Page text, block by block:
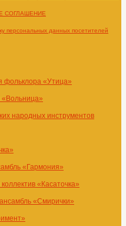
СОГЛАШЕНИЕ
персональных данных посетителей
фольклора «Утица»
«Вольница»
народных инструментов
«Гармония»
«Касаточка»
«Смирички»